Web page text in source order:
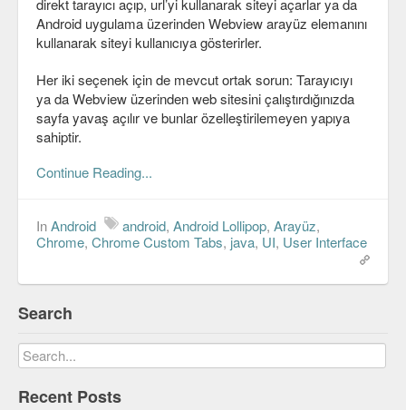
Python
Güvenlik
Mobil
Android
Linux
Veri Yapıları & Algoritmalar
Veritabanı
MongoDB
PostgreSQL
direkt tarayıcı açıp, url’yi kullanarak siteyi açarlar ya da
Android uygulama üzerinden Webview arayüz elemanını
kullanarak siteyi kullanıcıya gösterirler.
Her iki seçenek için de mevcut ortak sorun: Tarayıcıyı
ya da Webview üzerinden web sitesini çalıştırdığınızda
sayfa yavaş açılır ve bunlar özelleştirilemeyen yapıya
sahiptir.
Continue Reading...
InAndroid android, Android Lollipop, Arayüz,
Chrome, Chrome Custom Tabs, java, UI, User Interface
Search
Recent Posts